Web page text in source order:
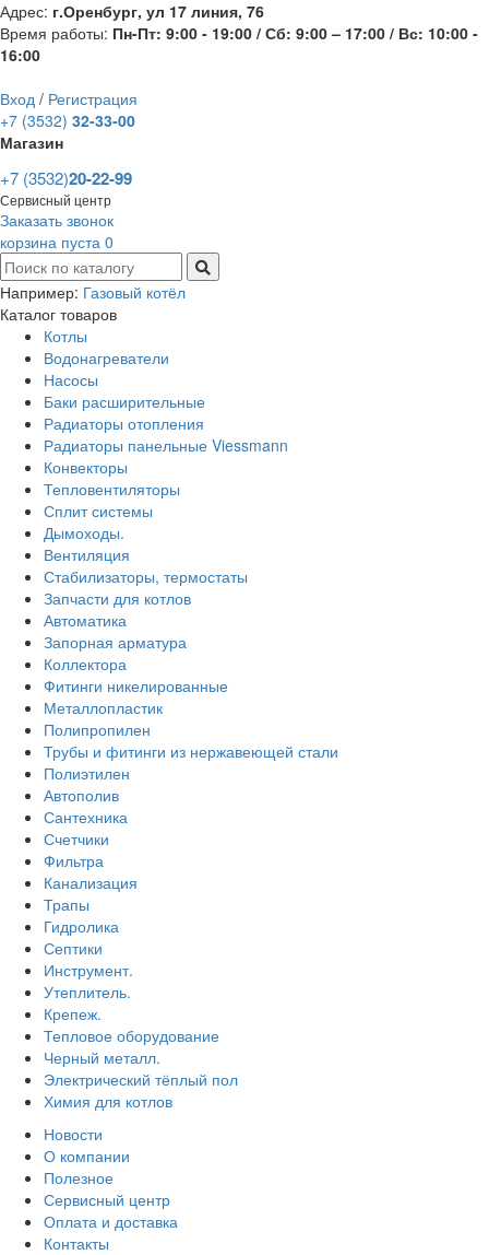
Адрес: г.Оренбург, ул 17 линия, 76
Время работы: Пн-Пт: 9:00 - 19:00 / Сб: 9:00 – 17:00 / Вс: 10:00 -
16:00
Вход / Регистрация
+7 (3532) 32-33-00
Магазин
+7 (3532)20-22-99
Сервисный центр
Заказать звонок
корзина пуста 0
Например: Газовый котёл
Каталог товаров
Котлы
Водонагреватели
Насосы
Баки расширительные
Радиаторы отопления
Радиаторы панельные Viessmann
Конвекторы
Тепловентиляторы
Сплит системы
Дымоходы.
Вентиляция
Стабилизаторы, термостаты
Запчасти для котлов
Автоматика
Запорная арматура
Коллектора
Фитинги никелированные
Металлопластик
Полипропилен
Трубы и фитинги из нержавеющей стали
Полиэтилен
Автополив
Сантехника
Счетчики
Фильтра
Канализация
Трапы
Гидролика
Септики
Инструмент.
Утеплитель.
Крепеж.
Тепловое оборудование
Черный металл.
Электрический тёплый пол
Химия для котлов
Новости
О компании
Полезное
Сервисный центр
Оплата и доставка
Контакты